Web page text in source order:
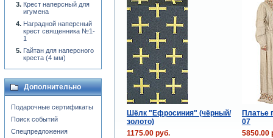
Шёлк "Ефросиния" (чёрный/
золото)
Платье
07
1175.00 руб.
5850.00
Крест наперсный для
игумена
Наградной наперсный
крест священника №1-
1
Гайтан для наперсного
креста (4 мм)
Дополнительно
Подарочные сертификаты
Поиск событий
Спецпредложения